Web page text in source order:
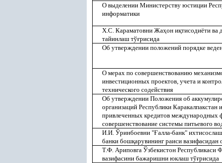
О выделении Министерству юстиции
информатики
Х.С. Караматовни Жаҳон иқтисодиёти ва
тайинлаш тўғрисида
Об утверждении положений порядке
О мерах по совершенствованию
инвестиционных проектов, учета и
технического содействия
Об утверждении Положения об
организаций Республики Каракалпакстан
привлеченных кредитов международных
совершенствование системы питьевого
И.И. Ўринбоевни "Ғалла-банк"
банки бошқарувининг раиси вазифасидан
Т.Ф. Ариповга Ўзбекистон Республикаси
вазифасини бажаришни юклаш тўғрисида